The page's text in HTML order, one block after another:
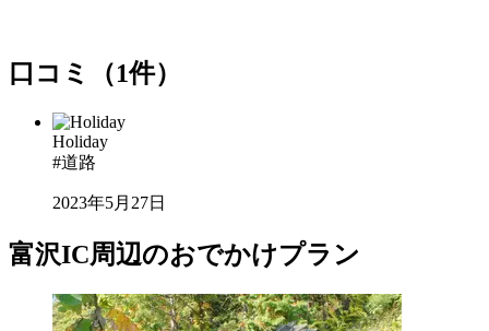
口コミ（1件）
Holiday
#道路
2023年5月27日
富沢IC周辺のおでかけプラン